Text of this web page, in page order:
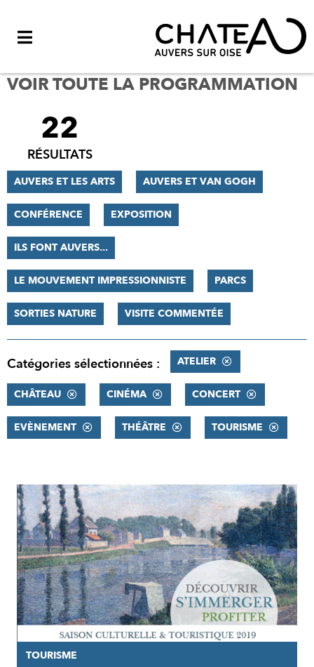
VOIR TOUTE LA PROGRAMMATION
FILTRER
RÉSULTATS
22
RÉSULTATS
AUVERS ET LES ARTS AUVERS ET VAN GOGH
CONFÉRENCE EXPOSITION
ILS FONT AUVERS...
LE MOUVEMENT IMPRESSIONNISTE PARCS
SORTIES NATURE VISITE COMMENTÉE
Catégories sélectionnées : ATELIER
CHÂTEAU CINÉMA CONCERT
EVÈNEMENT THÉÂTRE TOURISME
RÉSULTATS
TOURISME